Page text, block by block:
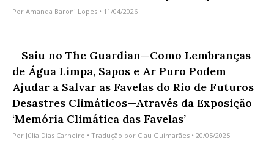
Por Amanda Baroni Lopes • 11/04/2026
Saiu no The Guardian—Como Lembranças
de Água Limpa, Sapos e Ar Puro Podem
Ajudar a Salvar as Favelas do Rio de Futuros
Desastres Climáticos—Através da Exposição
‘Memória Climática das Favelas’
Por Júlia Dias Carneiro • Tradução por Clau Guimarães • 20/05/2025